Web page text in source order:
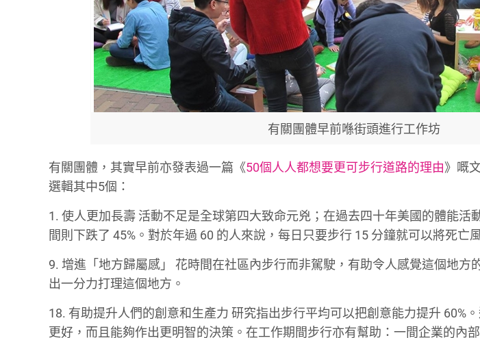
有關團體早前喺街頭進行工作坊
有關團體，其實早前亦發表過一篇《50個人人都想要更可步行道路的理由》嘅
選輯其中5個：
1. 使人更加長壽 活動不足是全球第四大致命元兇；在過去四十年美國的體能活
間則下跌了 45%。對於年過 60 的人來說，每日只要步行 15 分鐘就可以將死亡
9. 增進「地方歸屬感」 花時間在社區內步行而非駕駛，有助令人感覺這個地
出一分力打理這個地方。
18. 有助提升人們的創意和生產力 研究指出步行平均可以把創意能力提升 60%
更好，而且能夠作出更明智的決策。在工作期間步行亦有幫助：一間企業的內